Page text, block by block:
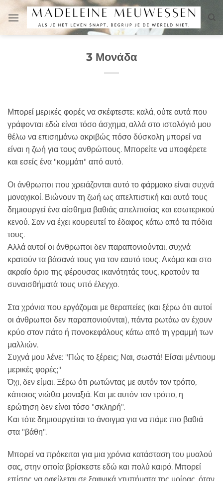
Μετάβαση
στο
περιεχόμενο
3 Μονάδα
Μπορεί μερικές φορές να σκέφτεστε: καλά, ούτε αυτά που
γράφονται εδώ είναι τόσο άσχημα, αλλά στο ιστολόγιό μου
θέλω να επισημάνω ακριβώς πόσο δύσκολη μπορεί να
είναι η ζωή για τους ανθρώπους. Μπορείτε να υποφέρετε
και εσείς ένα "κομμάτι" από αυτό.
Οι άνθρωποι που χρειάζονται αυτό το φάρμακο είναι συχνά
μοναχικοί. Βιώνουν τη ζωή ως απελπιστική και αυτό τους
δημιουργεί ένα αίσθημα βαθιάς απελπισίας και εσωτερικού
κενού. Σαν να έχει κουρευτεί το έδαφος κάτω από τα πόδια
τους.
Αλλά αυτοί οι άνθρωποι δεν παραπονιούνται, συχνά
κρατούν τα βάσανά τους για τον εαυτό τους. Ακόμα και στο
ακραίο όριο της φέρουσας ικανότητάς τους, κρατούν τα
συναισθήματά τους υπό έλεγχο.
Στα χρόνια που εργάζομαι με θεραπείες (και ξέρω ότι αυτοί
οι άνθρωποι δεν παραπονιούνται), πάντα ρωτάω αν έχουν
κρύο στον πάτο ή πονοκεφάλους κάτω από τη γραμμή των
μαλλιών.
Συχνά μου λένε: "Πώς το ξέρεις; Ναι, σωστά! Είσαι μέντιουμ
μερικές φορές;"
Όχι, δεν είμαι. Ξέρω ότι ρωτώντας με αυτόν τον τρόπο,
κάποιος νιώθει μοναξιά. Και με αυτόν τον τρόπο, η
ερώτηση δεν είναι τόσο "σκληρή".
Και τότε δημιουργείται το άνοιγμα για να πάμε πιο βαθιά
στα "βάθη".
Μπορεί να πρόκειται για μια χρόνια κατάσταση του μυαλού
σας, στην οποία βρίσκεστε εδώ και πολύ καιρό. Μπορεί